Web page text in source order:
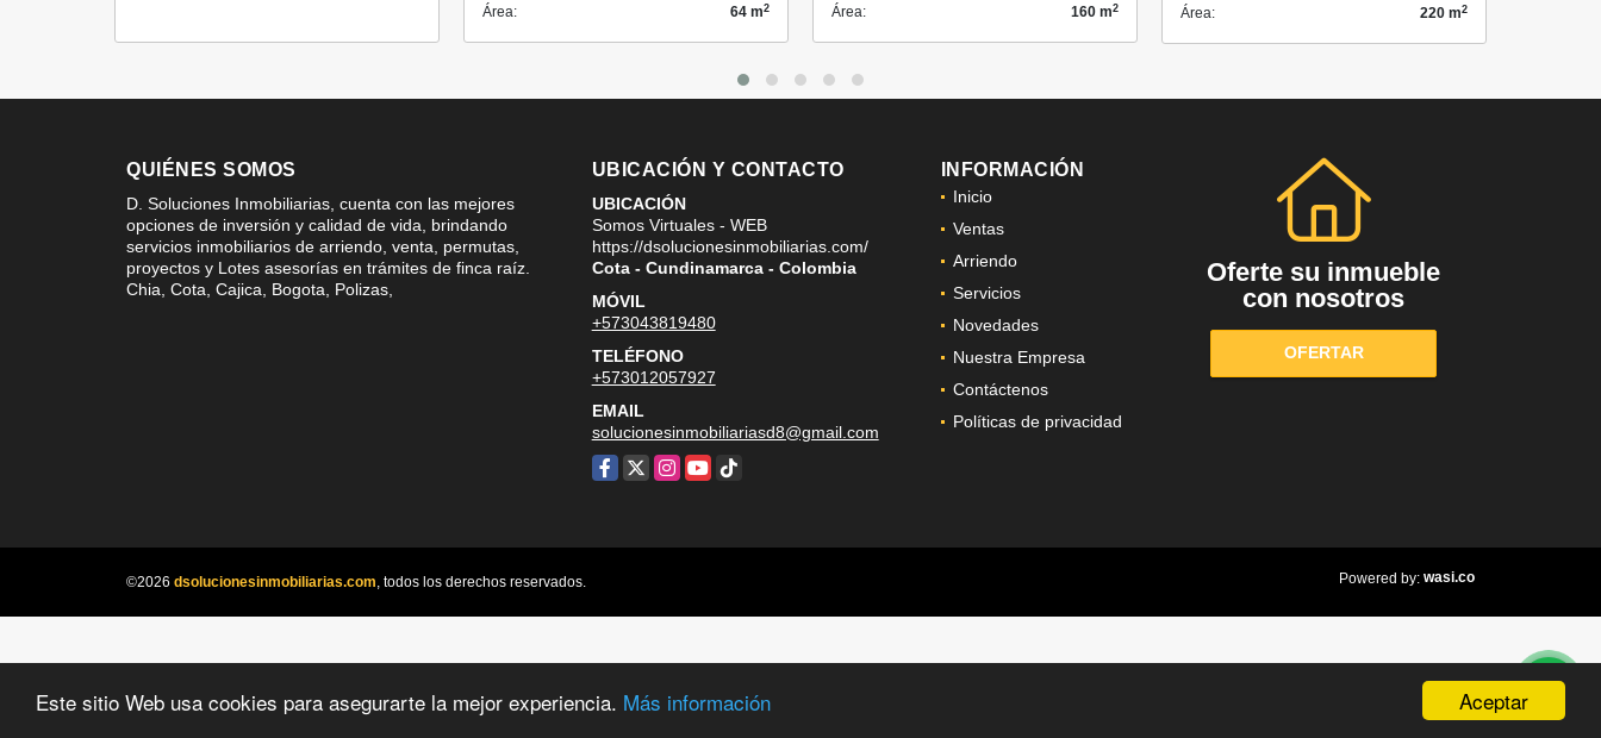
Aceptar
Este sitio Web usa cookies para asegurarte la mejor experiencia. Más información
Área:
64 m2
Área:
160 m2
Área:
220 m2
QUIÉNES SOMOS
D. Soluciones Inmobiliarias, cuenta con las mejores
opciones de inversión y calidad de vida, brindando
servicios inmobiliarios de arriendo, venta, permutas,
proyectos y Lotes asesorías en trámites de finca raíz.
Chia, Cota, Cajica, Bogota, Polizas,
UBICACIÓN Y CONTACTO
UBICACIÓN
Somos Virtuales - WEB
https://dsolucionesinmobiliarias.com/
Cota - Cundinamarca - Colombia
MÓVIL
+573043819480
TELÉFONO
+573012057927
EMAIL
solucionesinmobiliariasd8@gmail.com
Facebook
X Instagram
YouTube
TikTok
INFORMACIÓN
Inicio
Ventas
Arriendo
Servicios
Novedades
Nuestra Empresa
Contáctenos
Políticas de privacidad
Oferte su inmueble
con nosotros
OFERTAR
©2026 dsolucionesinmobiliarias.com, todos los derechos reservados. Powered by: wasi.co